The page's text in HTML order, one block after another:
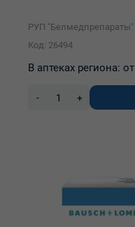
РУП "Белмедпрепараты"
Код: 26494
В аптеках региона: от
- +